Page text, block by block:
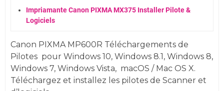
Impriamante Canon PIXMA MX375 Installer Pilote &
Logiciels
Canon PIXMA MP600R Téléchargements de
Pilotes pour Windows 10, Windows 8.1, Windows 8,
Windows 7, Windows Vista, macOS / Mac OS X.
Téléchargez et installez les pilotes de Scanner et